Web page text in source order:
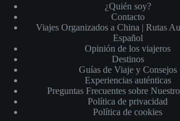
¿Quién soy?
Contacto
Viajes Organizados a China | Rutas
Español
Opinión de los viajeros
Destinos
Guías de Viaje y Consejos
Experiencias auténticas
Preguntas Frecuentes sobre
Política de privacidad
Política de cookies